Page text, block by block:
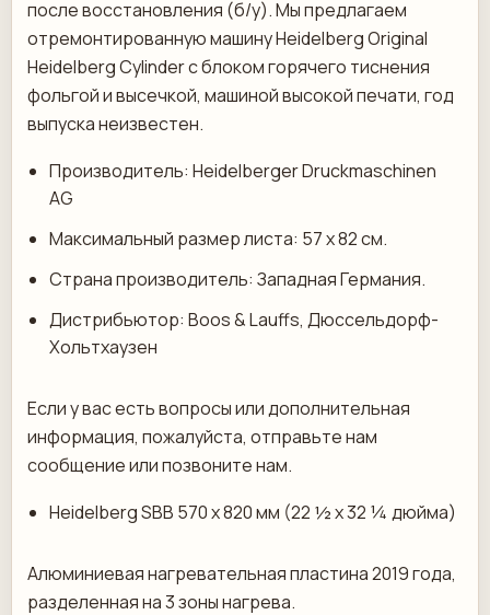
после восстановления (б/у). Мы предлагаем
отремонтированную машину Heidelberg Original
Heidelberg Cylinder с блоком горячего тиснения
фольгой и высечкой, машиной высокой печати, год
выпуска неизвестен.
Производитель: Heidelberger Druckmaschinen
AG
Максимальный размер листа: 57 х 82 см.
Страна производитель: Западная Германия.
Дистрибьютор: Boos & Lauffs, Дюссельдорф-
Хольтхаузен
Если у вас есть вопросы или дополнительная
информация, пожалуйста, отправьте нам
сообщение или позвоните нам.
Heidelberg SBB 570 x 820 мм (22 ½ x 32 ¼ дюйма)
Алюминиевая нагревательная пластина 2019 года,
разделенная на 3 зоны нагрева.